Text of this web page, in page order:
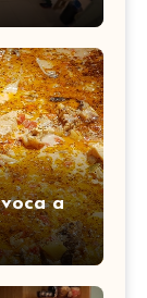
a